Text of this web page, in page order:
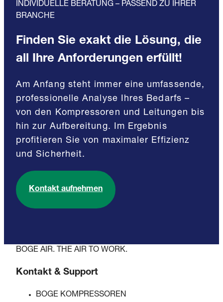
INDIVIDUELLE BERATUNG – PASSEND ZU IHRER
BRANCHE
Finden Sie exakt die Lösung, die
all Ihre Anforderungen erfüllt!
Am Anfang steht immer eine umfassende,
professionelle Analyse Ihres Bedarfs –
von den Kompressoren und Leitungen bis
hin zur Aufbereitung. Im Ergebnis
profitieren Sie von maximaler Effizienz
und Sicherheit.
Kontakt aufnehmen
BOGE AIR. THE AIR TO WORK.
Kontakt & Support
BOGE KOMPRESSOREN